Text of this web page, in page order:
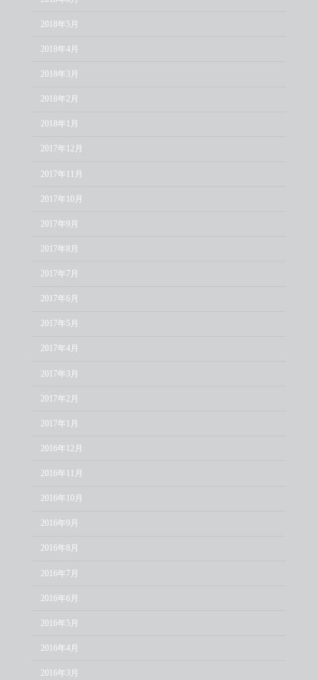
2018年5月
2018年4月
2018年3月
2018年2月
2018年1月
2017年12月
2017年11月
2017年10月
2017年9月
2017年8月
2017年7月
2017年6月
2017年5月
2017年4月
2017年3月
2017年2月
2017年1月
2016年12月
2016年11月
2016年10月
2016年9月
2016年8月
2016年7月
2016年6月
2016年5月
2016年4月
2016年3月